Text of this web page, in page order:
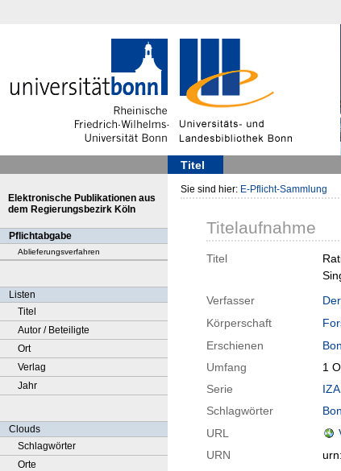
Titel
Elektronische Publikationen aus
dem Regierungsbezirk Köln
Pflichtabgabe
Ablieferungsverfahren
Listen
Titel
Autor / Beteiligte
Ort
Verlag
Jahr
Clouds
Schlagwörter
Orte
Sie sind hier: E-Pflicht-Sammlung
Titelaufnahme
Titel
Verfasser
Körperschaft
Erschienen
Umfang
1
Serie
Schlagwörter
URL
URN